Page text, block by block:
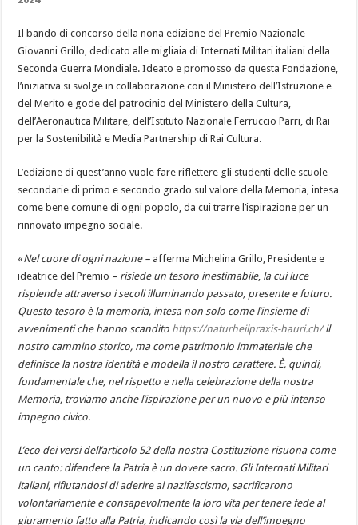
Il bando di concorso della nona edizione del Premio Nazionale
Giovanni Grillo, dedicato alle migliaia di Internati Militari italiani della
Seconda Guerra Mondiale. Ideato e promosso da questa Fondazione,
l’iniziativa si svolge in collaborazione con il Ministero dell’Istruzione e
del Merito e gode del patrocinio del Ministero della Cultura,
dell’Aeronautica Militare, dell’Istituto Nazionale Ferruccio Parri, di Rai
per la Sostenibilità e Media Partnership di Rai Cultura.
L’edizione di quest’anno vuole fare riflettere gli studenti delle scuole
secondarie di primo e secondo grado sul valore della Memoria, intesa
come bene comune di ogni popolo, da cui trarre l’ispirazione per un
rinnovato impegno sociale.
«Nel cuore di ogni nazione – afferma Michelina Grillo, Presidente e
ideatrice del Premio – risiede un tesoro inestimabile, la cui luce
risplende attraverso i secoli illuminando passato, presente e futuro.
Questo tesoro è la memoria, intesa non solo come l’insieme di
avvenimenti che hanno scandito https://naturheilpraxis-hauri.ch/il
nostro cammino storico, ma come patrimonio immateriale che
definisce la nostra identità e modella il nostro carattere. È, quindi,
fondamentale che, nel rispetto e nella celebrazione della nostra
Memoria, troviamo anche l’ispirazione per un nuovo e più intenso
impegno civico.
L’eco dei versi dell’articolo 52 della nostra Costituzione risuona come
un canto: difendere la Patria è un dovere sacro. Gli Internati Militari
italiani, rifiutandosi di aderire al nazifascismo, sacrificarono
volontariamente e consapevolmente la loro vita per tenere fede al
giuramento fatto alla Patria, indicando così la via dell’impegno